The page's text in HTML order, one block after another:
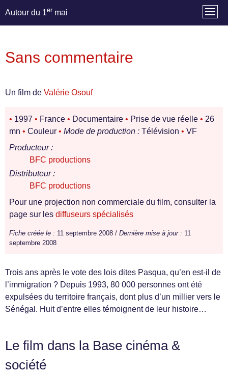
Autour du 1er mai
Sans commentaire
Un film de Valérie Osouf
• 1997 • France • Documentaire • Prise de vue réelle • 26
mn • Couleur • Mode de production : Télévision • VF
Producteur :
BFC productions
Distributeur :
BFC productions
Pour une projection non commerciale du film, consulter la
page sur les diffuseurs spécialisés
Fiche créée le : 11 septembre 2008 / Dernière mise à jour : 11
septembre 2008
Trois ans après le vote des lois dites Pasqua, qu’en est-il de
l’immigration ? Depuis 1993, 80 000 personnes ont été
expulsées du territoire français, dont plus d’un millier vers le
Sénégal. Huit d’entre elles témoignent de leur histoire…
Le film dans la Base cinéma &
société